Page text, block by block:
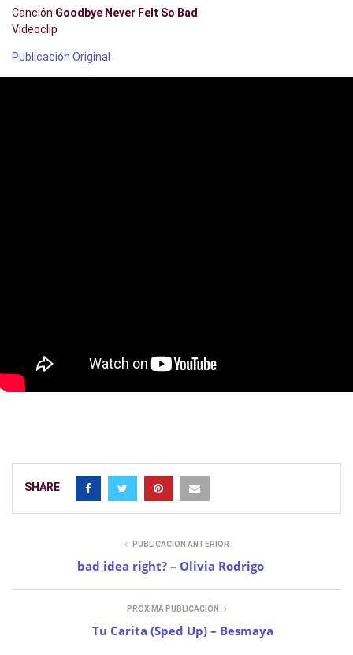
Canción Goodbye Never Felt So Bad
Videoclip
Publicación Original
SHARE
PUBLICACIÓN ANTERIOR
bad idea right? – Olivia Rodrigo
PRÓXIMA PUBLICACIÓN
Tu Carita (Sped Up) – Besmaya